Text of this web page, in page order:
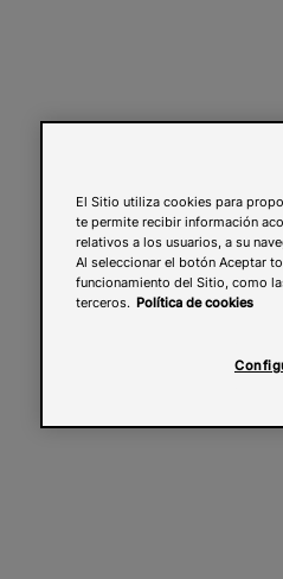
El Sitio utiliza cookies para
te permite recibir información
relativos a los usuarios, a su
Al seleccionar el botón Aceptar
funcionamiento del Sitio, como
terceros. Política de cookies